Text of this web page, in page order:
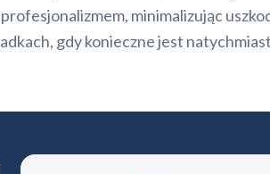
minimalizując
gdy konieczne jest